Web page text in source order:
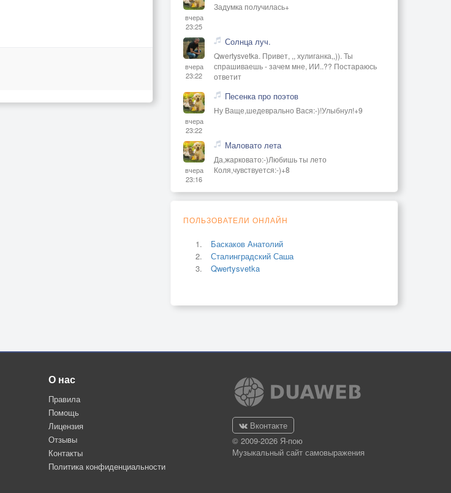
вчера
23:25
Задумка получилась+
вчера
23:22
Солнца луч.
Qwertysvetka. Привет, ,, хулиганка,,)). Ты
спрашиваешь - зачем мне, ИИ..?? Постараюсь
ответит
вчера
23:22
Песенка про поэтов
Ну Ваще,шедеврально Вася:-)!Улыбнул!+9
вчера
23:16
Маловато лета
Да,жарковато:-)Любишь ты лето
Коля,чувствуется:-)+8
ПОЛЬЗОВАТЕЛИ ОНЛАЙН
Баскаков Анатолий
Сталинградский Саша
Qwertysvetka
О нас
Правила
Помощь
Лицензия
Отзывы
Контакты
Политика конфиденциальности
Вконтакте
© 2009-2026 Я-пою
Музыкальный сайт самовыражения